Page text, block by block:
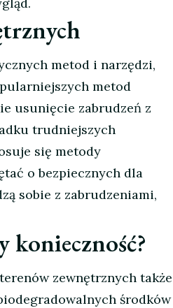
metod i narzędzi,
metod
usunięcie zabrudzeń z
trudniejszych
się metody
o bezpiecznych dla
sobie z zabrudzeniami,
konieczność?
zewnętrznych także
środków